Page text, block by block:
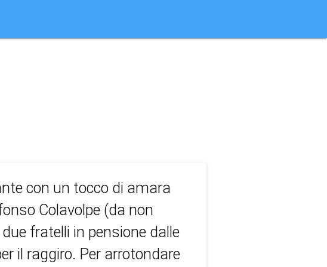
con un tocco di amara
Colavolpe (da non
fratelli in pensione dalle
il raggiro. Per arrotondare